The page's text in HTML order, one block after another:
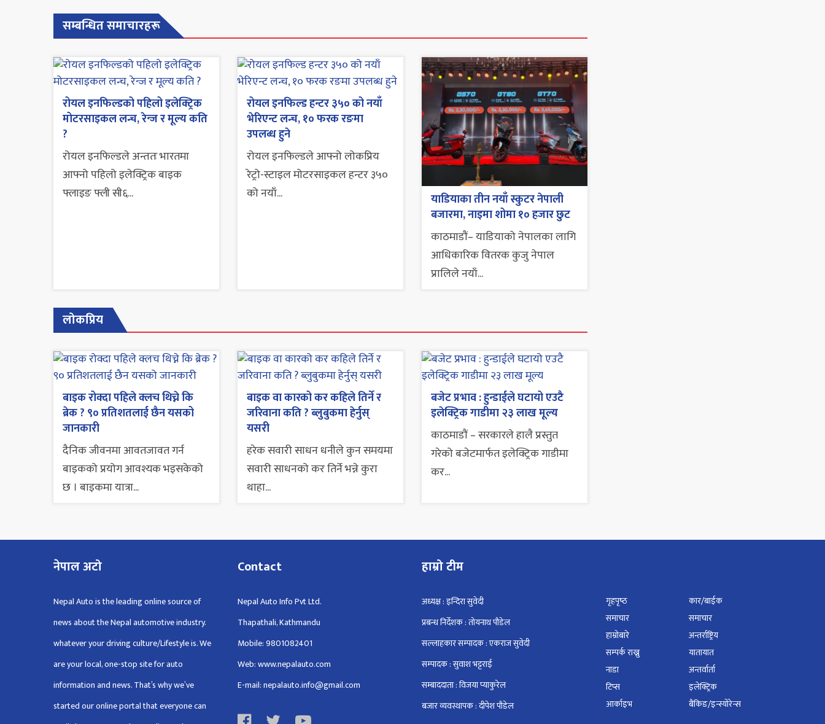
सम्बन्धित समाचारहरू
रोयल इनफिल्डको पहिलो इलेक्ट्रिक
मोटरसाइकल लन्च, रेन्ज र मूल्य कति
?
रोयल इनफिल्डले अन्ततः भारतमा
आफ्नो पहिलो इलेक्ट्रिक बाइक
फ्लाइङ फ्ली सी६...
रोयल इनफिल्ड हन्टर ३५० को नयाँ
भेरिएन्ट लन्च, १० फरक रङमा
उपलब्ध हुने
रोयल इनफिल्डले आफ्नो लोकप्रिय
रेट्रो-स्टाइल मोटरसाइकल हन्टर ३५०
को नयाँ...
याडियाका तीन नयाँ स्कुटर नेपाली
बजारमा, नाइमा शोमा १० हजार छुट
काठमाडौं– याडियाको नेपालका लागि
आधिकारिक वितरक कुजु नेपाल
प्रालिले नयाँ...
लोकप्रिय
बाइक रोक्दा पहिले क्लच थिच्ने कि
ब्रेक ? ९० प्रतिशतलाई छैन यसको
जानकारी
दैनिक जीवनमा आवतजावत गर्न
बाइकको प्रयोग आवश्यक भइसकेको
छ । बाइकमा यात्रा...
बाइक वा कारको कर कहिले तिर्ने र
जरिवाना कति ? ब्लुबुकमा हेर्नुस्
यसरी
हरेक सवारी साधन धनीले कुन समयमा
सवारी साधनको कर तिर्ने भन्ने कुरा
थाहा...
बजेट प्रभाव : हुन्डाईले घटायो एउटै
इलेक्ट्रिक गाडीमा २३ लाख मूल्य
काठमाडौं – सरकारले हालै प्रस्तुत
गरेको बजेटमार्फत इलेक्ट्रिक गाडीमा
कर...
गृहपृष्‍ठ
समाचार
हाम्रोबारे
सम्पर्क राख्नु
नाडा
टिप्स
आर्काइभ
कार/बाईक
समाचार
अन्तर्राष्ट्रिय
यातायात
अन्तर्वार्ता
इलेक्ट्रिक
बैंकिङ/इन्स्योरेन्स
नेपाल अटो
Nepal Auto is the leading online source of
news about the Nepal automotive industry.
whatever your driving culture/Lifestyle is. We
are your local, one-stop site for auto
information and news. That’s why we’ve
started our online portal that everyone can
Contact
Nepal Auto Info Pvt Ltd.
Thapathali, Kathmandu
Mobile: 9801082401
Web: www.nepalauto.com
E-mail: nepalauto.info@gmail.com
हाम्रो टीम
अध्यक्ष : इन्दिरा सुवेदी
प्रबन्ध निर्देशक : तोयनाथ पौडेल
सल्लाहकार सम्पादक : एकराज सुवेदी
सम्पादक : सुवाश भट्टराई
सम्बाददाता : विजया प्याकुरेल
बजार व्यवस्थापक : दीपेश पौडेल